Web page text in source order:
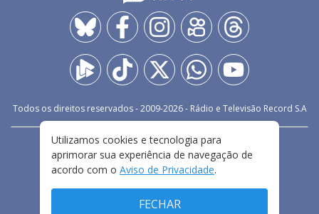
Todos os direitos reservados - 2009-2026- Rádio e Televisão Record S.A
FALE CONOSCO
PRIVACIDADE
TERMOS E CONDIÇÕES DE USO
Utilizamos cookies e tecnologia para
aprimorar sua experiência de navegação de
acordo com o Aviso de Privacidade.
FECHAR